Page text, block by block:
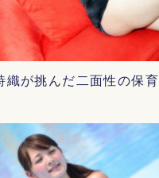
織が挑んだ二面性の保